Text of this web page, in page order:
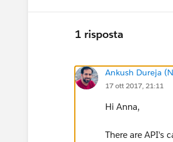
1 risposta
Ankush Dureja
17 ott 2017, 21:11
Hi Anna,
There are API's